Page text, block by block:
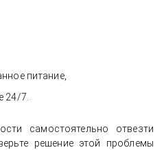
питание,
24/7.
самостоятельно отвезти
решение этой проблемы